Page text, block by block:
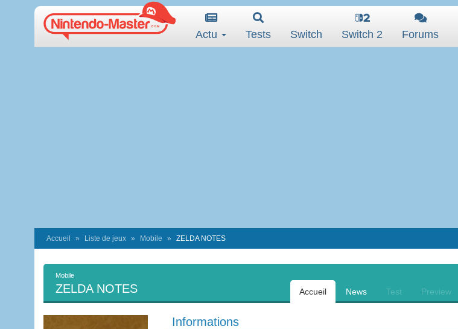
Actu Tests Switch Switch 2 Forums
Accueil Liste de jeux Mobile ZELDA NOTES
Mobile
ZELDA NOTES Accueil News Test Preview
Informations